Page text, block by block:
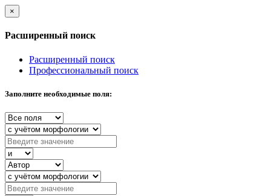
×
Расширенный поиск
Расширенный поиск
Профессиональный поиск
Заполните необходимые поля: